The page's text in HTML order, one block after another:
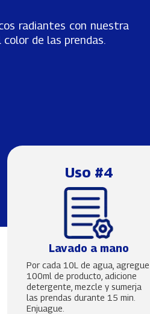
radiantes con nuestra
de las prendas.
Uso #4
Lavado a mano
Por cada 10L de agua, agregue
100ml de producto, adicione
detergente, mezcle y sumerja
las prendas durante 15 min.
Enjuague.